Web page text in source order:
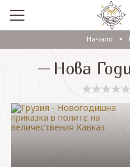
ПРОМО
EКСКУРЗИИ СЪС САМОЛЕТ
САМОЛЕТНИ ПОЧИВКИ
Начало
Нова